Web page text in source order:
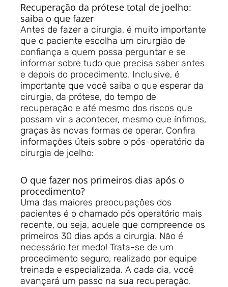
Recuperação da prótese total de joelho:
saiba o que fazer
Antes de fazer a cirurgia, é muito importante
que o paciente escolha um cirurgião de
confiança a quem possa perguntar e se
informar sobre tudo que precisa saber antes
e depois do procedimento. Inclusive, é
importante que você saiba o que esperar da
cirurgia, da prótese, do tempo de
recuperação e até mesmo dos riscos que
possam vir a acontecer, mesmo que ínfimos,
graças às novas formas de operar. Confira
informações úteis sobre o pós-operatório da
cirurgia de joelho:
O que fazer nos primeiros dias após o
procedimento?
Uma das maiores preocupações dos
pacientes é o chamado pós operatório mais
recente, ou seja, aquele que compreende os
primeiros 30 dias após a cirurgia. Não é
necessário ter medo! Trata-se de um
procedimento seguro, realizado por equipe
treinada e especializada. A cada dia, você
avançará um passo na sua recuperação.